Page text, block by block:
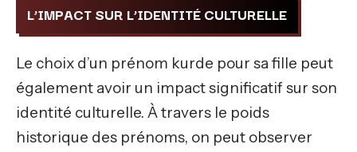
L’IMPACT SUR L’IDENTITÉ CULTURELLE
Le choix d’un prénom kurde pour sa fille peut
également avoir un impact significatif sur son
identité culturelle. À travers le poids
historique des prénoms, on peut observer